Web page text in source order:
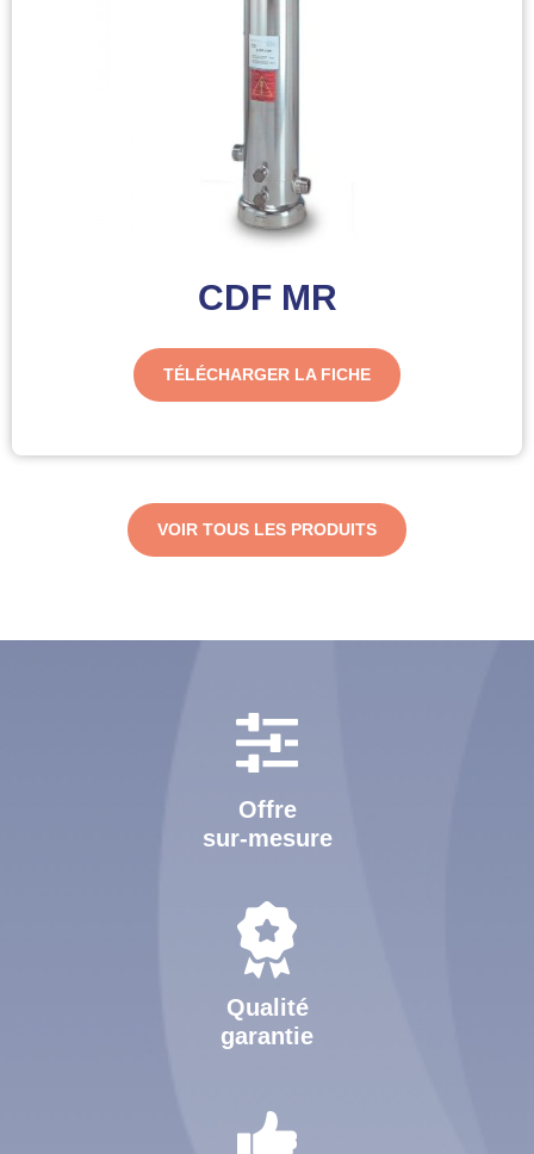
CDF MR
TÉLÉCHARGER LA FICHE
VOIR TOUS LES PRODUITS
Offre
sur-mesure
Qualité
garantie